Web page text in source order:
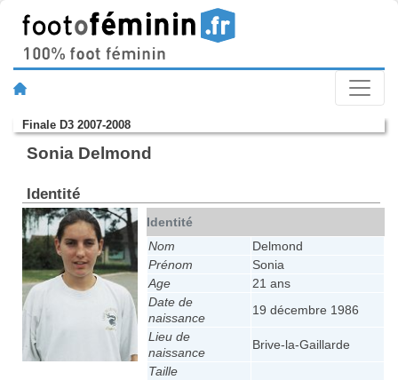
Finale D3 2007-2008
Sonia Delmond
Identité
Identité
Nom
Delmond
Prénom
Sonia
Age
21 ans
Date de
naissance
19 décembre 1986
Lieu de
naissance
Brive-la-Gaillarde
Taille